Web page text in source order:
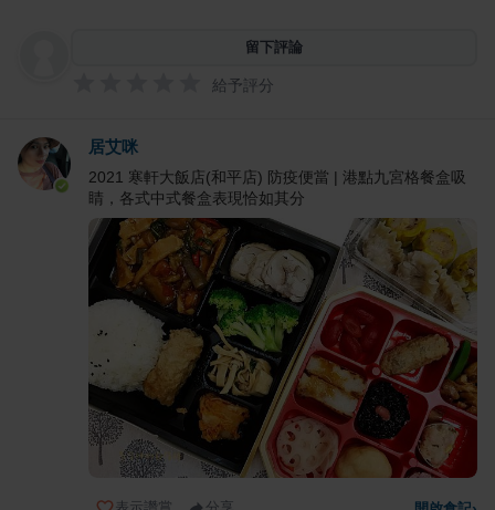
留下評論
給予評分
居艾咪
2021 寒軒大飯店(和平店) 防疫便當 | 港點九宮格餐盒吸
睛，各式中式餐盒表現恰如其分